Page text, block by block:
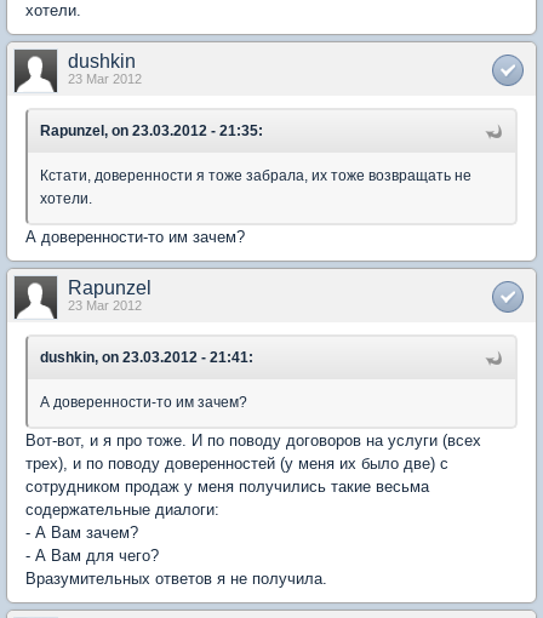
хотели.
dushkin
23 Mar 2012
Rapunzel, on 23.03.2012 - 21:35:
Кстати, доверенности я тоже забрала, их тоже возвращать не
хотели.
А доверенности-то им зачем?
Rapunzel
23 Mar 2012
dushkin, on 23.03.2012 - 21:41:
А доверенности-то им зачем?
Вот-вот, и я про тоже. И по поводу договоров на услуги (всех
трех), и по поводу доверенностей (у меня их было две) с
сотрудником продаж у меня получились такие весьма
содержательные диалоги:
- А Вам зачем?
- А Вам для чего?
Вразумительных ответов я не получила.